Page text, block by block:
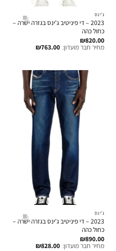
ג'ינס
2023 – די פיניטיב ג'ינס בגזרה ישרה –
כחול כהה
₪820.00
מחיר חבר מועדון: ₪763.00
ג'ינס
2023 – די פיניטיב ג'ינס בגזרה ישרה –
כחול כהה
₪890.00
מחיר חבר מועדון: ₪828.00